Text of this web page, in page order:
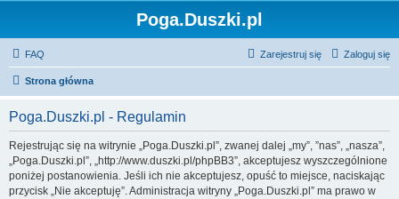
Poga.Duszki.pl
FAQ Zaloguj się
Zarejestruj się
Strona główna
Poga.Duszki.pl - Regulamin
Rejestrując się na witrynie „Poga.Duszki.pl”, zwanej dalej „my”, ”nas”, „nasza”,
„Poga.Duszki.pl”, „http://www.duszki.pl/phpBB3”, akceptujesz wyszczególnione
poniżej postanowienia. Jeśli ich nie akceptujesz, opuść to miejsce, naciskając
przycisk „Nie akceptuję”. Administracja witryny „Poga.Duszki.pl” ma prawo w